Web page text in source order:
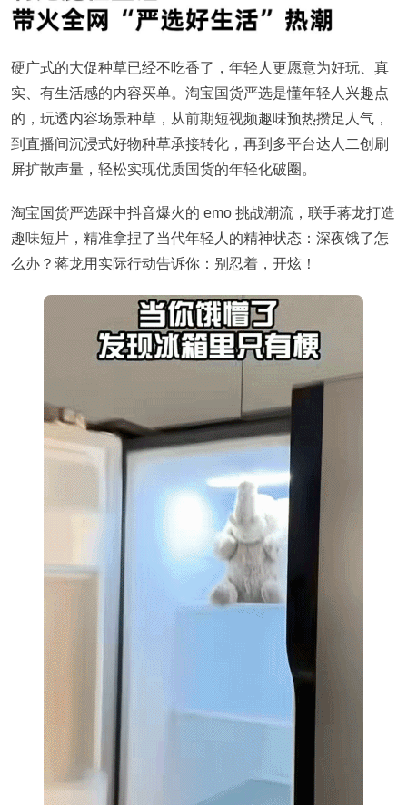
硬广式的大促种草已经不吃香了，年轻人更愿意为好玩、真
实、有生活感的内容买单。淘宝国货严选是懂年轻人兴趣点
的，玩透内容场景种草，从前期短视频趣味预热攒足人气，
到直播间沉浸式好物种草承接转化，再到多平台达人二创刷
屏扩散声量，轻松实现优质国货的年轻化破圈。
淘宝国货严选踩中抖音爆火的 emo 挑战潮流，联手蒋龙打造
趣味短片，精准拿捏了当代年轻人的精神状态：深夜饿了怎
么办？蒋龙用实际行动告诉你：别忍着，开炫！